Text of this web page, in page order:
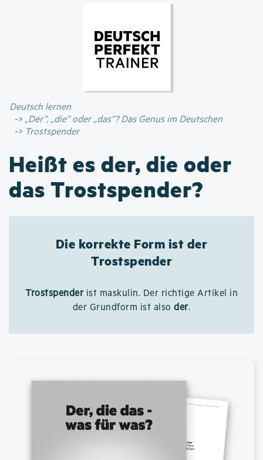
Inhalt
Deutsch lernen
„Der”, „die” oder „das”? Das Genus im Deutschen
Trostspender
Heißt es der, die oder
das Trostspender?
Die korrekte Form ist der
Trostspender
Trostspender ist maskulin. Der richtige Artikel in
der Grundform ist alsoder.